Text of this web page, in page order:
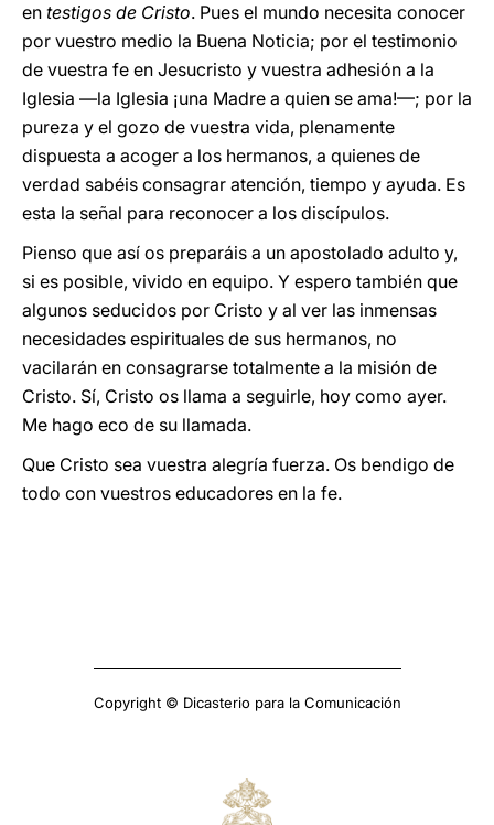
en testigos de Cristo. Pues el mundo necesita conocer
por vuestro medio la Buena Noticia; por el testimonio
de vuestra fe en Jesucristo y vuestra adhesión a la
Iglesia —la Iglesia ¡una Madre a quien se ama!—; por la
pureza y el gozo de vuestra vida, plenamente
dispuesta a acoger a los hermanos, a quienes de
verdad sabéis consagrar atención, tiempo y ayuda. Es
esta la señal para reconocer a los discípulos.
Pienso que así os preparáis a un apostolado adulto y,
si es posible, vivido en equipo. Y espero también que
algunos seducidos por Cristo y al ver las inmensas
necesidades espirituales de sus hermanos, no
vacilarán en consagrarse totalmente a la misión de
Cristo. Sí, Cristo os llama a seguirle, hoy como ayer.
Me hago eco de su llamada.
Que Cristo sea vuestra alegría fuerza. Os bendigo de
todo con vuestros educadores en la fe.
Copyright © Dicasterio para la Comunicación